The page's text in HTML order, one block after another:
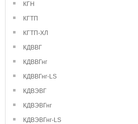
КГН
КГТП
КГТП-ХЛ
КДВВГ
КДВВГнг
КДВВГнг-LS
КДВЭВГ
КДВЭВГнг
КДВЭВГнг-LS